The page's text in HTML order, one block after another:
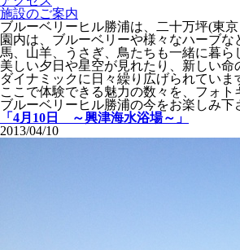
施設のご案内
ブルーベリーヒル勝浦は、二十万坪(東
園内は、ブルーベリーや様々なハーブな
馬、山羊、うさぎ、鳥たちも一緒に暮ら
美しい夕日や星空が見れたり、新しい
ダイナミックに日々繰り広げられていま
ここで体験できる魅力の数々を、フォト
ブルーベリーヒル勝浦の今をお楽しみ下
「4月10日 ～興津海水浴場～」
2013/04/10